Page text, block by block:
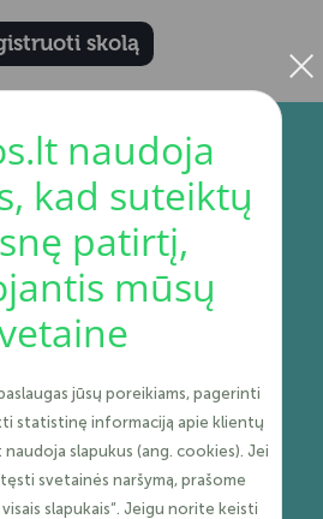
skolą
su skolininku
jam suprantama
spaudimo,
šaltų skambučių
×
naudoja
kad suteiktų
patirtį,
mūsų
jūsų poreikiams, pagerinti
statistinę informaciją apie klientų
slapukus (ang. cookies). Jei
svetainės naršymą, prašome
slapukais“. Jeigu norite keisti